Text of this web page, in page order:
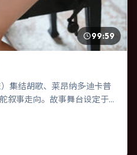
99:59
集结胡歌、莱昂纳多·迪卡普
叙事走向。故事舞台设定于
锁反应；配乐与色彩高度服